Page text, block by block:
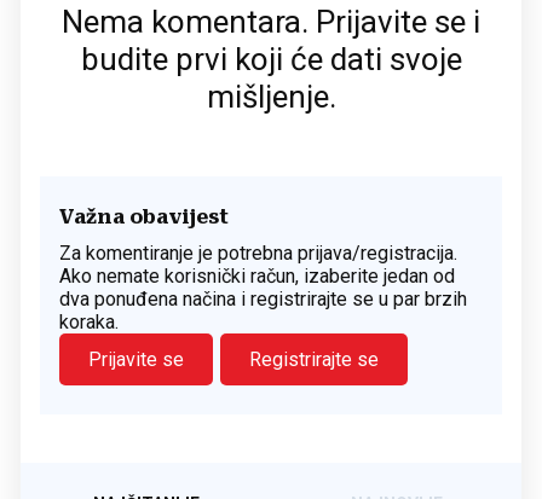
Nema komentara. Prijavite se i
budite prvi koji će dati svoje
mišljenje.
Važna obavijest
Za komentiranje je potrebna prijava/registracija.
Ako nemate korisnički račun, izaberite jedan od
dva ponuđena načina i registrirajte se u par brzih
koraka.
Prijavite se
Registrirajte se